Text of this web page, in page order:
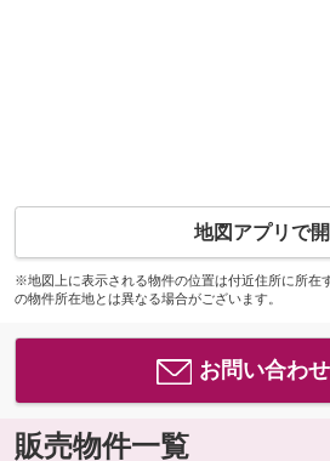
地図アプリで開
※地図上に表示される物件の位置は付近住所に所在
の物件所在地とは異なる場合がございます。
お問い合わ
販売物件一覧